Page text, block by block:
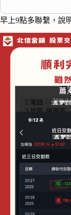
早上9點多聯繫，說